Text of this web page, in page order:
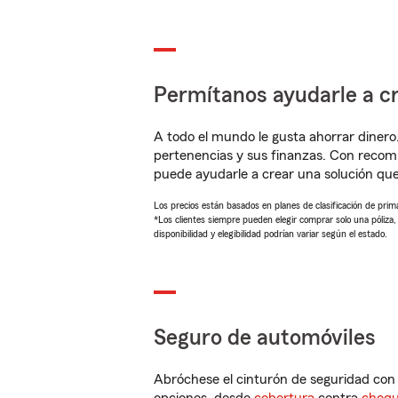
Permítanos ayudarle a
A todo el mundo le gusta ahorrar
pertenencias y sus finanzas. Con
puede ayudarle a crear una solución
Los precios están basados en planes de clasificación de
*Los clientes siempre pueden elegir comprar solo una
disponibilidad y elegibilidad podrían variar según el estado.
Seguro de automóviles
Abróchese el cinturón de seguridad